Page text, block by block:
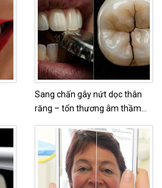
Sang chấn gây nứt dọc thân
răng – tổn thương âm thầm
nếu phát hiện quá muộn